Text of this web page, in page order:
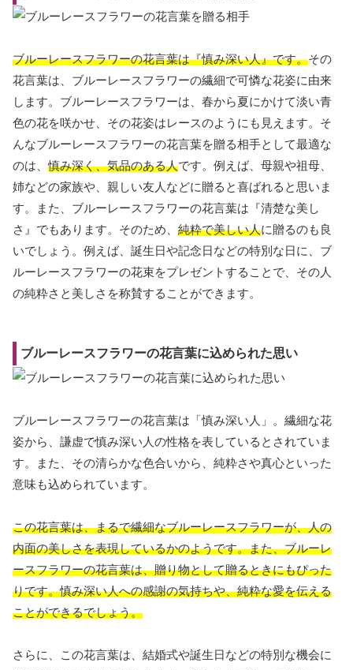
ブルーレースフラワーの花言葉は『慎み深い人』です。その
花言葉は、ブルーレースフラワーの繊細で可憐な花姿に由来
します。ブルーレースフラワーは、春から夏にかけて淡い青
色の花を咲かせ、その花姿はレースのようにも見えます。そ
んなブルーレースフラワーの花言葉を贈る相手として最適な
のは、慎み深く、気品のある人です。例えば、母親や祖母、
姉などの家族や、親しい友人などに贈ると喜ばれると思いま
す。また、ブルーレースフラワーの花言葉は『清楚な美し
さ』でもあります。そのため、 純粋で美しい人に贈るのも良
いでしょう。例えば、誕生日や記念日などの特別な日に、ブ
ルーレースフラワーの花束をプレゼントすることで、その人
の純粋さと美しさを称賛することができます。
ブルーレースフラワーの花言葉に込められた思い
ブルーレースフラワーの花言葉は「慎み深い人」。繊細な花
姿から、謙虚で慎み深い人の性格を表しているとされていま
す。また、その清らかな色合いから、純粋さや真心といった
意味も込められています。
この花言葉は、まるで繊細なブルーレースフラワーが、人の
内面の美しさを表現しているかのようです。また、ブルーレ
ースフラワーの花言葉は、贈り物として贈るときにもぴった
りです。慎み深い人への感謝の気持ちや、純粋な愛を伝える
ことができるでしょう。
さらに、この花言葉は、結婚式や誕生日などの特別な機会に